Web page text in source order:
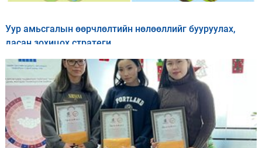
Уур амьсгалын өөрчлөлтийн нөлөөллийг бууруулах,
дасан зохицох стратеги